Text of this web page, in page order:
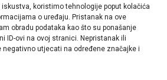
koristimo tehnologije poput kolačića
o uređaju. Pristanak na ove
obradu podataka kao što su ponašanje
ID-ovi na ovoj stranici. Nepristanak ili
negativno utjecati na određene značajke i
PLINOVA